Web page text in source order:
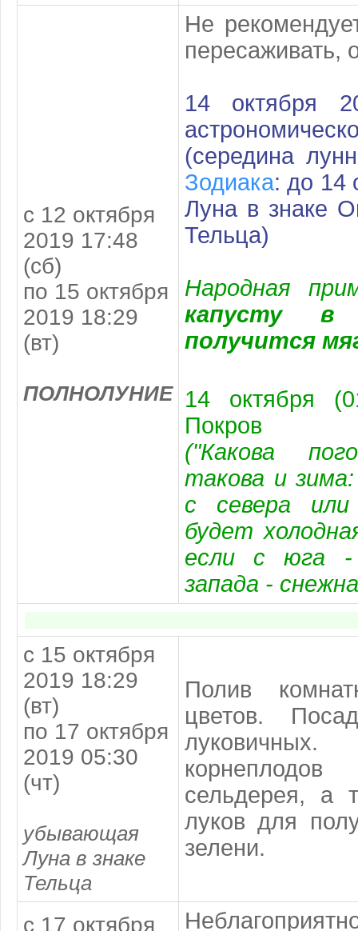
с 12 октября
2019 17:48
(сб)
по 15 октября
2019 18:29
(вт)
ПОЛНОЛУНИЕ
Не
пересаживать,
14 октября
(середина
Зодиака: до 14
Луна в знаке
Тельца)
Народная
капусту в
получится
14 октября
Покров
("Какова
такова и
с севера
будет
если с юга -
запада -
с 15 октября
2019 18:29
(вт)
по 17 октября
2019 05:30
(чт)
убывающая
Луна в знаке
Тельца
Полив
цветов.
сельдерея, а
луков для
зелени.
с 17 октября